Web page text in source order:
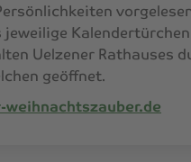
Uelzener Rathauses
geöffnet.
weihnachtszauber.de